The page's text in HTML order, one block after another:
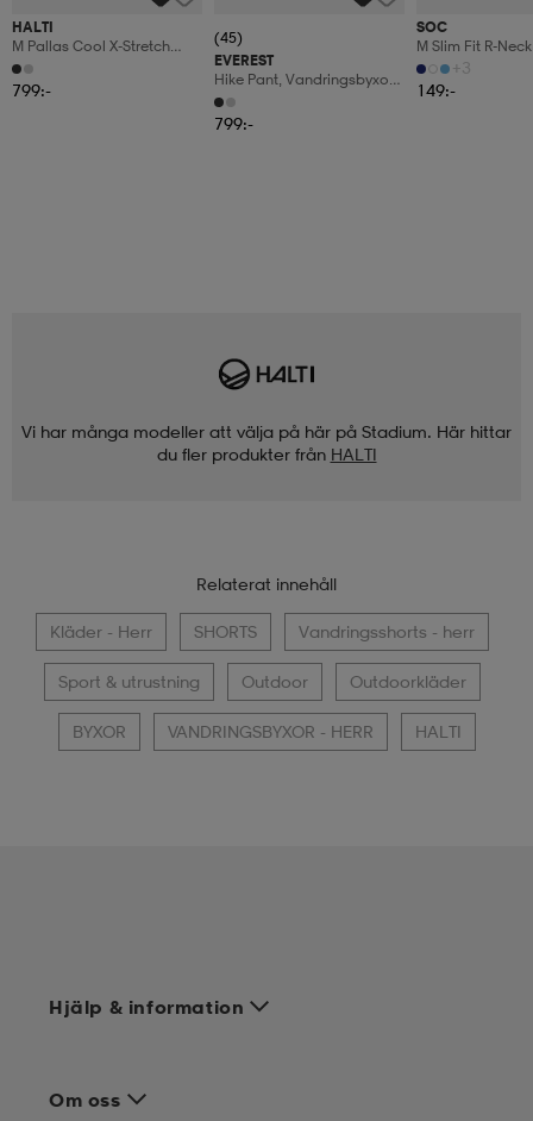
HALTI
M Pallas Cool X-Stretch
Capri Pants
799:-
(45)
EVEREST
Hike Pant, Vandringsbyxor,
Herr
799:-
SOC
M Slim Fit R-
+3
149:-
Vi har många modeller att välja på här på Stadium. Här hittar
du fler produkter från HALTI
Relaterat innehåll
Kläder - Herr SHORTS Vandringsshorts - herr
Sport & utrustning Outdoor Outdoorkläder
BYXOR VANDRINGSBYXOR - HERR HALTI
Hjälp & information
Om oss